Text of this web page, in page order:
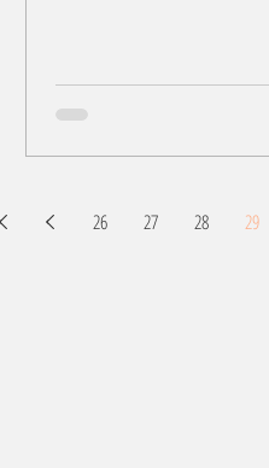
26 27 28 29